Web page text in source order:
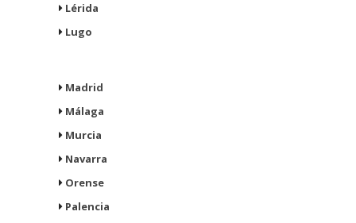
Lérida
Lugo
Madrid
Málaga
Murcia
Navarra
Orense
Palencia